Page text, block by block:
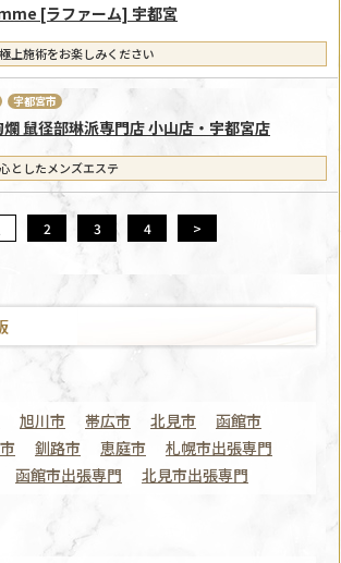
[ラファーム] 宇都宮
上施術をお楽しみください
宇都宮市
鼠径部琳派専門店 小山店・宇都宮店
としたメンズエステ
2 3 4 >
旭川市 帯広市 北見市
函館市
釧路市 恵庭市
札幌市出張専門
函館市出張専門 北見市出張専門